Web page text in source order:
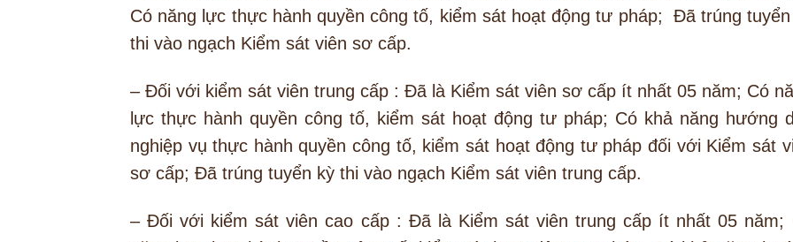
Có năng lực thực hành quyền công tố, kiểm sát hoạt động tư pháp; Đã trúng
thi vào ngạch Kiểm sát viên sơ cấp.
– Đối với kiểm sát viên trung cấp : Đã là Kiểm sát viên sơ cấp ít nhất 05 năm; Có
lực thực hành quyền công tố, kiểm sát hoạt động tư pháp; Có khả năng hướng
nghiệp vụ thực hành quyền công tố, kiểm sát hoạt động tư pháp đối với Kiểm sát
sơ cấp; Đã trúng tuyển kỳ thi vào ngạch Kiểm sát viên trung cấp.
– Đối với kiểm sát viên cao cấp : Đã là Kiểm sát viên trung cấp ít nhất 05 năm;